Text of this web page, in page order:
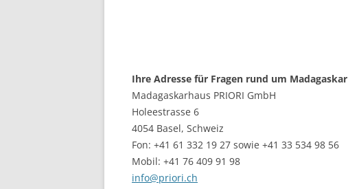
Ihre Adresse für Fragen rund um Madagaskar
Madagaskarhaus PRIORI GmbH
Holeestrasse 6
4054 Basel, Schweiz
Fon: +41 61 332 19 27 sowie +41 33 534 98 56
Mobil: +41 76 409 91 98
info@priori.ch